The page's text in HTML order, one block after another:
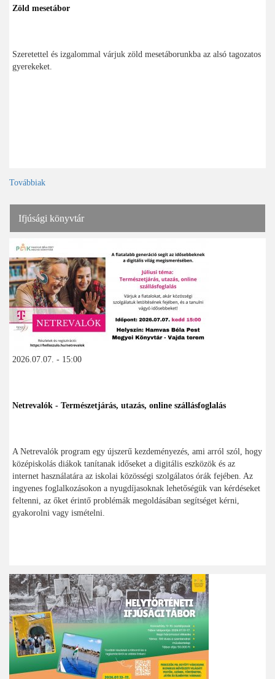
Zöld mesetábor
Szeretettel és izgalommal várjuk zöld mesetáborunkba az alsó tagozatos
gyerekeket.
Továbbiak
Ifjúsági könyvtár
2026.07.07. - 15:00
Netrevalók - Természetjárás, utazás, online szállásfoglalás
A Netrevalók program egy újszerű kezdeményezés, ami arról szól, hogy
középiskolás diákok tanítanak időseket a digitális eszközök és az
internet használatára az iskolai közösségi szolgálatos órák fejében. Az
ingyenes foglalkozásokon a nyugdíjasoknak lehetőségük van kérdéseket
feltenni, az őket érintő problémák megoldásában segítséget kérni,
gyakorolni vagy ismételni.